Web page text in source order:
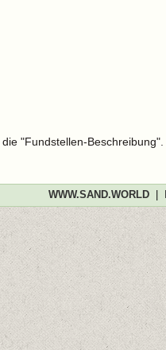
"Fundstellen-
WWW.SAND.WORLD|